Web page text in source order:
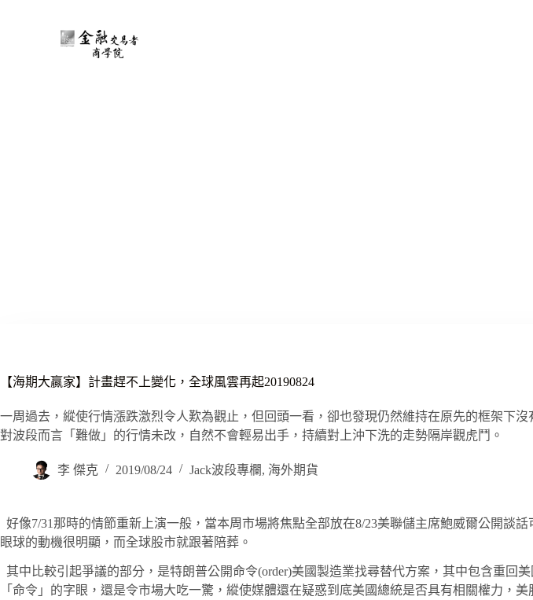
【海期大贏家】計畫趕不上變化，全球風雲再起20190824
一周過去，縱使行情漲跌激烈令人歎為觀止，但回頭一看，卻也發現仍然維持在原先的框架下沒
對波段而言「難做」的行情未改，自然不會輕易出手，持續對上沖下洗的走勢隔岸觀虎鬥。
李 傑克 2019/08/24 Jack波段專欄, 海外期貨
好像7/31那時的情節重新上演一般，當本周市場將焦點全部放在8/23美聯儲主席鮑威爾公開談
眼球的動機很明顯，而全球股市就跟著陪葬。
其中比較引起爭議的部分，是特朗普公開命令(order)美國製造業找尋替代方案，其中包含重
「命令」的字眼，還是令市場大吃一驚，縱使媒體還在疑惑到底美國總統是否具有相關權力，